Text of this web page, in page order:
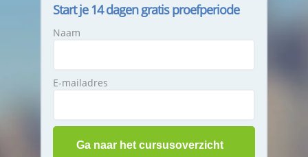
Start je 14 dagen gratis proefperiode
Naam
E-mailadres